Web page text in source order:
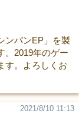
ンバンEP」を製
。2019年のゲー
す。よろしくお
2021/8/10 11:13